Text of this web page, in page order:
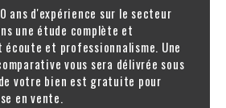
solide
projet
ans d'expérience sur le secteur
une étude complète et
et professionnalisme. Une
vous sera délivrée sous
votre bien est gratuite pour
en vente.